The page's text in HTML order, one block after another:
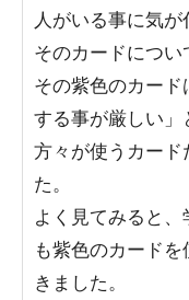
人がいる事に気が
そのカードについ
その紫色のカー
する事が厳しい」
方々が使うカード
た。
よく見てみると
も紫色のカード
きました。